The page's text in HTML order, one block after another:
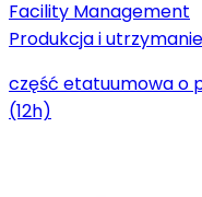
Facility Management
Produkcja i
część etatuumowa o
(12h)